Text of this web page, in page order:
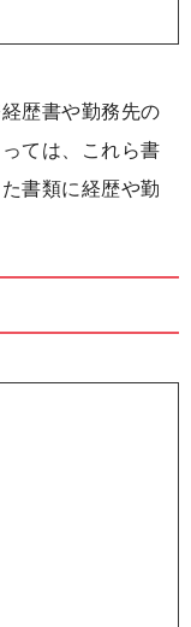
歴書や勤務先の
ては、これら書
書類に経歴や勤